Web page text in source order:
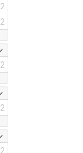
2
2
2
2
2